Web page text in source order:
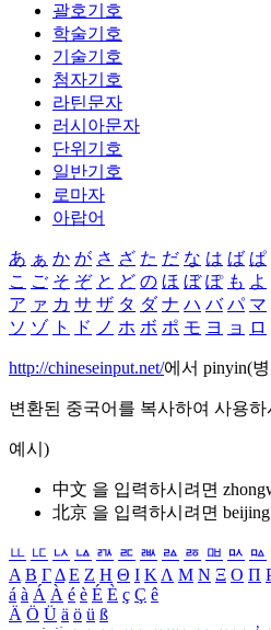
괄호기호
학술기호
기술기호
첨자기호
라틴문자
러시아문자
단위기호
일반기호
로마자
아랍어
あ ぁ か が さ ざ た だ な は ば ぱ
こ ご そ ぞ と ど の ほ ぼ ぽ も よ
ア ァ カ サ ザ タ ダ ナ ハ バ パ マ
ソ ゾ ト ド ノ ホ ボ ポ モ ヨ ョ ロ
http://chineseinput.net/에서 pinyin(
변환된 중국어를 복사하여 사용하
예시)
中文 을 입력하시려면
北京 을 입력하시려면 beijing
ㅥ ㅦ ㅧ ㅨ ㅩ ㅪ ㅫ ㅬ ㅭ ㅮ ㅯ ㅰ
Α Β ΓΔ Ε Ζ Η Θ Ι ΚΛ Μ Ν Ξ Ο Π
á à Á À é è É È ç Ç ê
Ä Ö Ü ä ö ü ß